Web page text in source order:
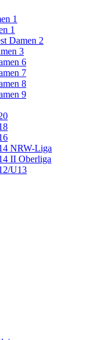
1
1
Damen 2
3
6
7
8
9
NRW-Liga
II Oberliga
U13